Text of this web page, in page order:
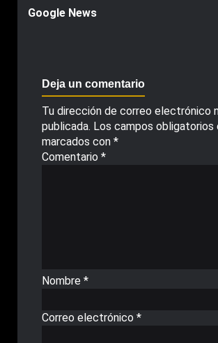
Google News
Deja un comentario
Tu dirección de correo electrónico
publicada. Los campos obligatorios
marcados con *
Comentario *
Nombre *
Correo electrónico *